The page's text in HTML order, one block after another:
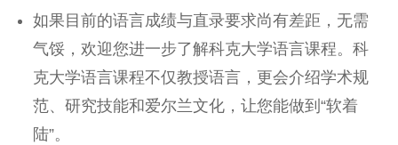
如果目前的语言成绩与直录要求尚有差距，无需
气馁，欢迎您进一步了解科克大学语言课程。科
克大学语言课程不仅教授语言，更会介绍学术规
范、研究技能和爱尔兰文化，让您能做到“软着
陆”。